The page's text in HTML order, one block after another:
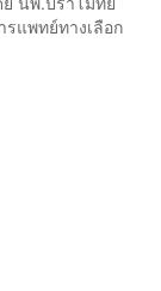
แพทย์ทางเลือก